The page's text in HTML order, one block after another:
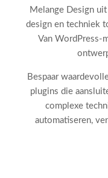
Melange Design
design en techniek
Van WordPress-
Bespaar
plugins die
complexe
automatiseren,